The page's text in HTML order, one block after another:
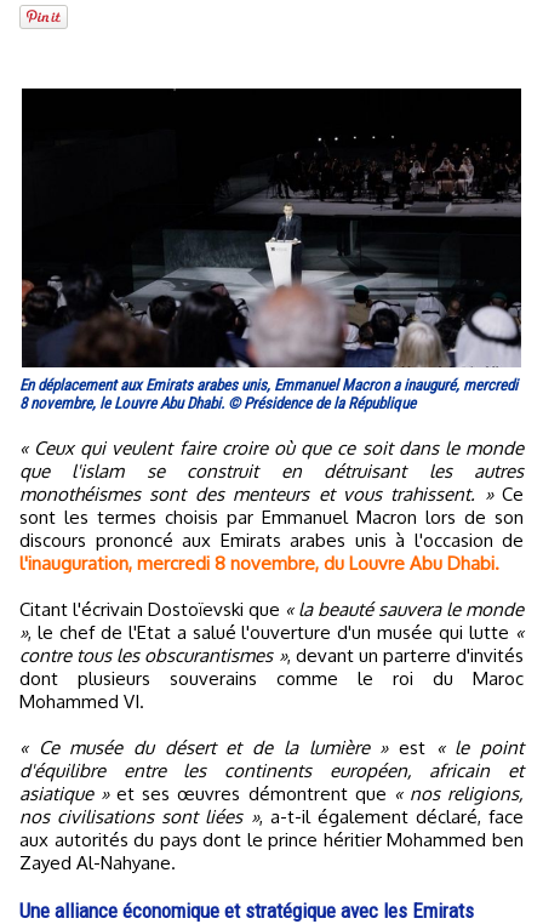
En déplacement aux Emirats arabes unis, Emmanuel Macron a inauguré, mercredi
8 novembre, le Louvre Abu Dhabi. © Présidence de la République
« Ceux qui veulent faire croire où que ce soit dans le monde
que l'islam se construit en détruisant les autres
monothéismes sont des menteurs et vous trahissent. »Ce
sont les termes choisis par Emmanuel Macron lors de son
discours prononcé aux Emirats arabes unis à l'occasion de
l'inauguration, mercredi 8 novembre, du Louvre Abu Dhabi.
Citant l'écrivain Dostoïevski que « la beauté sauvera le monde
», le chef de l'Etat a salué l'ouverture d'un musée qui lutte «
contre tous les obscurantismes », devant un parterre d'invités
dont plusieurs souverains comme le roi du Maroc
Mohammed VI.
« Ce musée du désert et de la lumière »est « le point
d'équilibre entre les continents européen, africain et
asiatique »et ses œuvres démontrent que « nos religions,
nos civilisations sont liées », a-t-il également déclaré, face
aux autorités du pays dont le prince héritier Mohammed ben
Zayed Al-Nahyane.
Une alliance économique et stratégique avec les Emirats